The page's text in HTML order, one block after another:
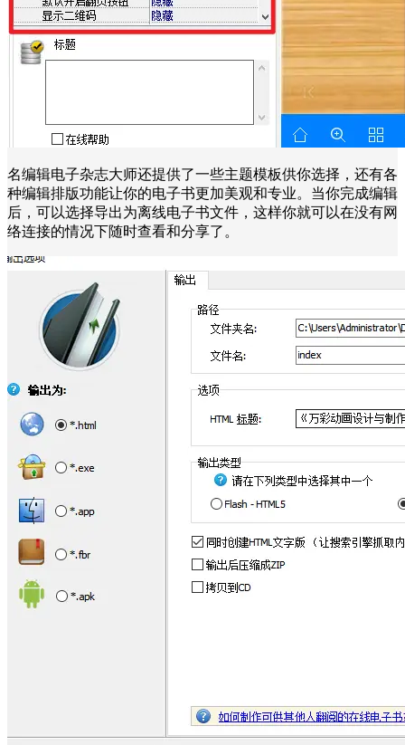
名编辑电子杂志大师还提供了一些主题模板供你选择，还有各
种编辑排版功能让你的电子书更加美观和专业。当你完成编辑
后，可以选择导出为离线电子书文件，这样你就可以在没有网
络连接的情况下随时查看和分享了。